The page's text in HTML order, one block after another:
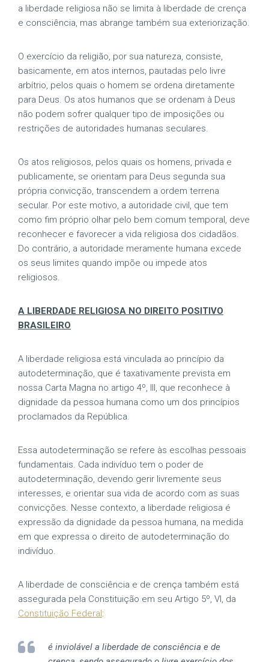
a liberdade religiosa não se limita à liberdade de crença
e consciência, mas abrange também sua exteriorização.
O exercício da religião, por sua natureza, consiste,
basicamente, em atos internos, pautadas pelo livre
arbítrio, pelos quais o homem se ordena diretamente
para Deus. Os atos humanos que se ordenam à Deus
não podem sofrer qualquer tipo de imposições ou
restrições de autoridades humanas seculares.
Os atos religiosos, pelos quais os homens, privada e
publicamente, se orientam para Deus segunda sua
própria convicção, transcendem a ordem terrena
secular. Por este motivo, a autoridade civil, que tem
como fim próprio olhar pelo bem comum temporal, deve
reconhecer e favorecer a vida religiosa dos cidadãos.
Do contrário, a autoridade meramente humana excede
os seus limites quando impõe ou impede atos
religiosos.
A LIBERDADE RELIGIOSA NO DIREITO POSITIVO
BRASILEIRO
A liberdade religiosa está vinculada ao princípio da
autodeterminação, que é taxativamente prevista em
nossa Carta Magna no artigo 4º, III, que reconhece à
dignidade da pessoa humana como um dos princípios
proclamados da República.
Essa autodeterminação se refere às escolhas pessoais
fundamentais. Cada indivíduo tem o poder de
autodeterminação, devendo gerir livremente seus
interesses, e orientar sua vida de acordo com as suas
convicções. Nesse contexto, a liberdade religiosa é
expressão da dignidade da pessoa humana, na medida
em que expressa o direito de autodeterminação do
indivíduo.
A liberdade de consciência e de crença também está
assegurada pela Constituição em seu Artigo 5º, VI, da
Constituição Federal:
é inviolável a liberdade de consciência e de